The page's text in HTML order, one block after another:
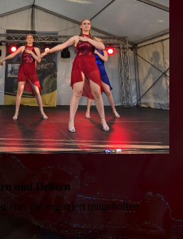
und Helfern
alle, die engagiert mitgeholfen